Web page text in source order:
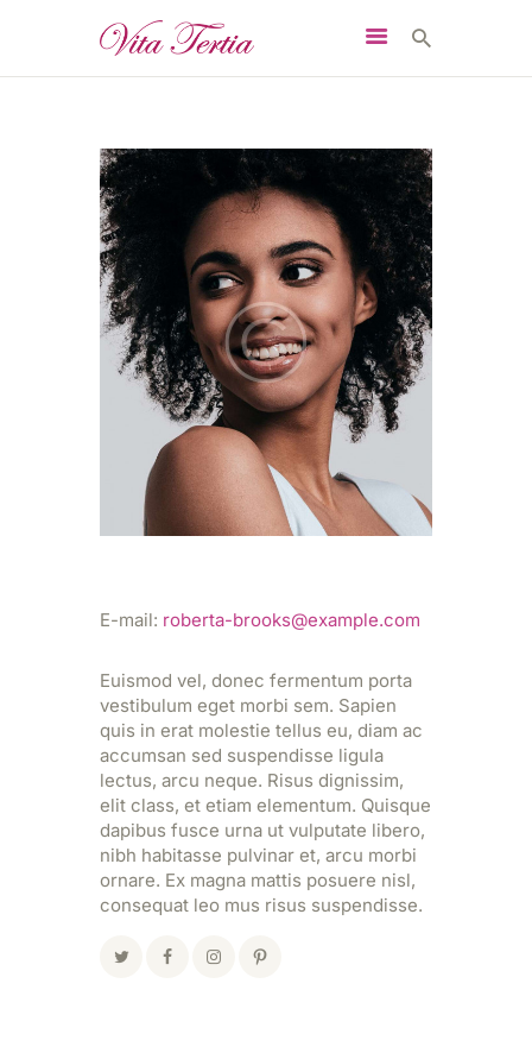
START
DAS SIND WIR
PFLEGEEINRICHTUNGE
N
WILLKOMMEN IM TEAM
KONTAKT
E-mail: roberta-brooks@example.com
Euismod vel, donec fermentum porta
vestibulum eget morbi sem. Sapien
quis in erat molestie tellus eu, diam ac
accumsan sed suspendisse ligula
lectus, arcu neque. Risus dignissim,
elit class, et etiam elementum. Quisque
dapibus fusce urna ut vulputate libero,
nibh habitasse pulvinar et, arcu morbi
ornare. Ex magna mattis posuere nisl,
consequat leo mus risus suspendisse.